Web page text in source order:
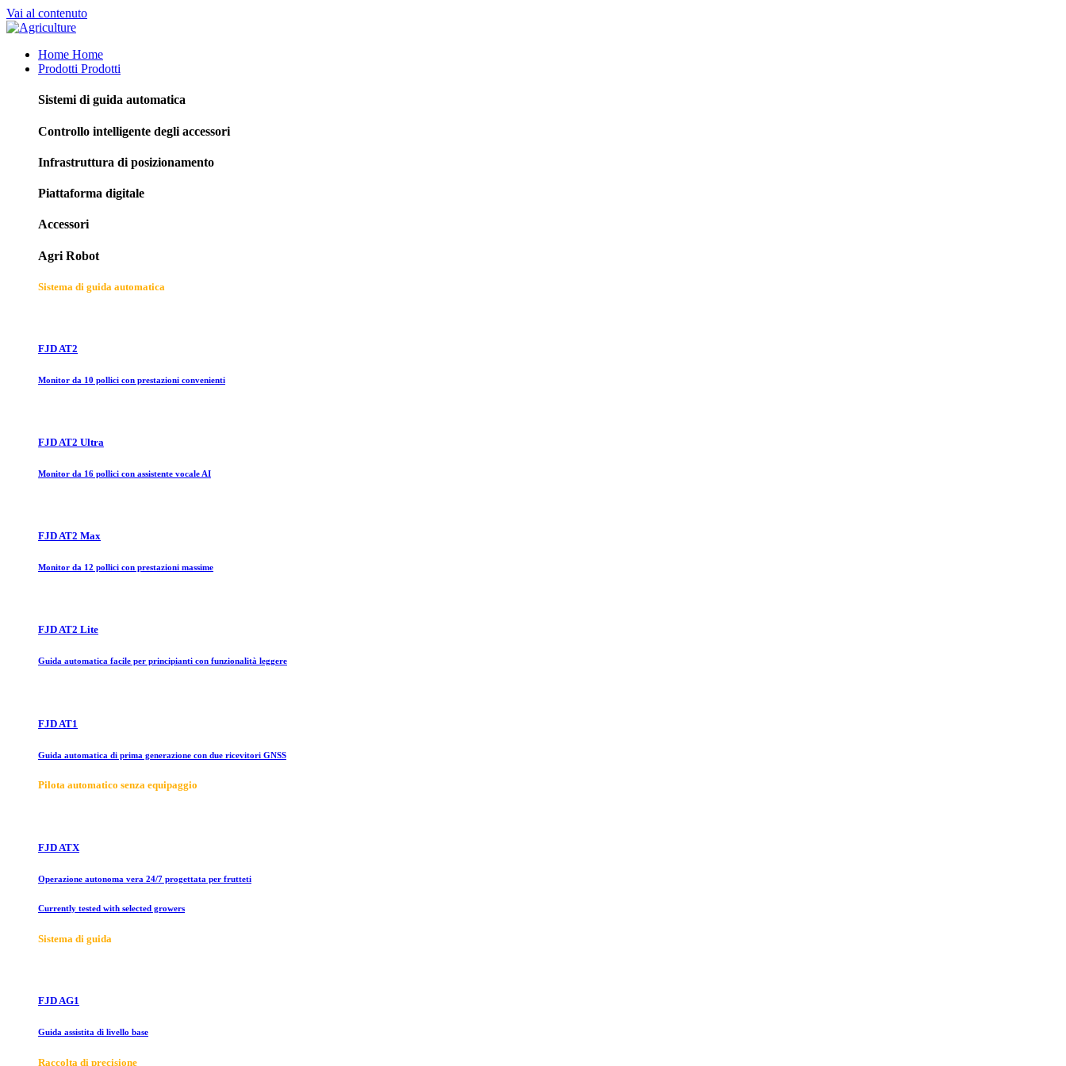
Vai al contenuto
Home Home
Prodotti Prodotti
Sistemi di guida automatica
Controllo intelligente degli accessori
Infrastruttura di posizionamento
Piattaforma digitale
Accessori
Agri Robot
Sistema di guida automatica
FJD AT2
Monitor da 10 pollici con prestazioni convenienti
FJD AT2 Ultra
Monitor da 16 pollici con assistente vocale AI
FJD AT2 Max
Monitor da 12 pollici con prestazioni massime
FJD AT2 Lite
Guida automatica facile per principianti con funzionalità leggere
FJD AT1
Guida automatica di prima generazione con due ricevitori GNSS
Pilota automatico senza equipaggio
FJD ATX
Operazione autonoma vera 24/7 progettata per frutteti
Currently tested with selected growers
Sistema di guida
FJD AG1
Guida assistita di livello base
Raccolta di precisione